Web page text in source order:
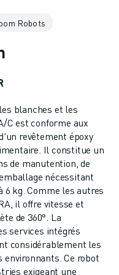
BLANCHES
Robots
blanches et les
C est conforme aux
revêtement époxy
Il constitue un
de manutention, de
nécessitant
6 kg. Comme les autres
il offre vitesse et
de 360°. La
services intégrés
considérablement les
Ce robot
exigeant une